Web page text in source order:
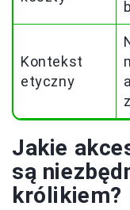
Kontekst
etyczny
Jakie
są
królikiem?